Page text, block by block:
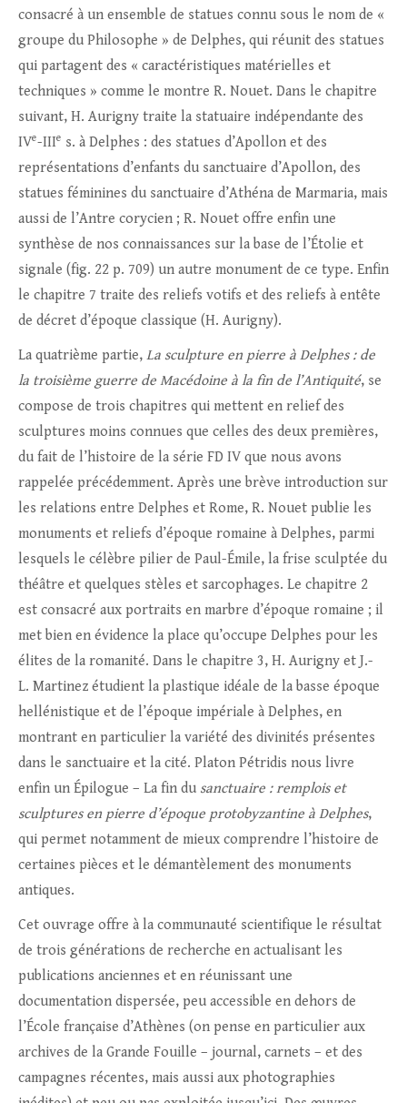
consacré à un ensemble de statues connu sous le nom de «
groupe du Philosophe » de Delphes, qui réunit des statues
qui partagent des « caractéristiques matérielles et
techniques » comme le montre R. Nouet. Dans le chapitre
suivant, H. Aurigny traite la statuaire indépendante des
IVe-IIIe s. à Delphes : des statues d’Apollon et des
représentations d’enfants du sanctuaire d’Apollon, des
statues féminines du sanctuaire d’Athéna de Marmaria, mais
aussi de l’Antre corycien ; R. Nouet offre enfin une
synthèse de nos connaissances sur la base de l’Étolie et
signale (fig. 22 p. 709) un autre monument de ce type. Enfin
le chapitre 7 traite des reliefs votifs et des reliefs à entête
de décret d’époque classique (H. Aurigny).
La quatrième partie, La sculpture en pierre à Delphes : de
la troisième guerre de Macédoine à la fin de l’Antiquité, se
compose de trois chapitres qui mettent en relief des
sculptures moins connues que celles des deux premières,
du fait de l’histoire de la série FD IV que nous avons
rappelée précédemment. Après une brève introduction sur
les relations entre Delphes et Rome, R. Nouet publie les
monuments et reliefs d’époque romaine à Delphes, parmi
lesquels le célèbre pilier de Paul-Émile, la frise sculptée du
théâtre et quelques stèles et sarcophages. Le chapitre 2
est consacré aux portraits en marbre d’époque romaine ; il
met bien en évidence la place qu’occupe Delphes pour les
élites de la romanité. Dans le chapitre 3, H. Aurigny et J.-
L. Martinez étudient la plastique idéale de la basse époque
hellénistique et de l’époque impériale à Delphes, en
montrant en particulier la variété des divinités présentes
dans le sanctuaire et la cité. Platon Pétridis nous livre
enfin un Épilogue – La fin du sanctuaire : remplois et
sculptures en pierre d’époque protobyzantine à Delphes,
qui permet notamment de mieux comprendre l’histoire de
certaines pièces et le démantèlement des monuments
antiques.
Cet ouvrage offre à la communauté scientifique le résultat
de trois générations de recherche en actualisant les
publications anciennes et en réunissant une
documentation dispersée, peu accessible en dehors de
l’École française d’Athènes (on pense en particulier aux
archives de la Grande Fouille – journal, carnets – et des
campagnes récentes, mais aussi aux photographies